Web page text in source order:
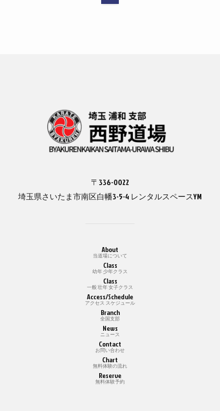
〒336-0022
埼玉県さいたま市南区白幡3-5-4 レンタルスペースYM
About
当道場について
Class
幼年 少年クラス
Class
一般 壮年 女子クラス
Access/Schedule
アクセス スケジュール
Branch
全国支部
News
ニュース
Contact
お問い合わせ
Chart
無料体験の流れ
Reserve
無料体験予約